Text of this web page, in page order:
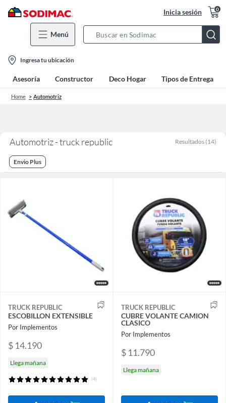
Inicia sesión 0
Menú
Bar
location-
icon
Ingresa tu ubicación
Asesoría Constructor Deco Hogar Tipos de Entrega
Home Automotriz
Automotriz - truck republic Resultados (14)
Envio Plus
TRUCK REPUBLIC
ESCOBILLON EXTENSIBLE
Por Implementos
$ 14.190
Llega mañana
(4)
TRUCK REPUBLIC
CUBRE VOLANTE CAMION
CLASICO
Por Implementos
$ 11.790
Llega mañana